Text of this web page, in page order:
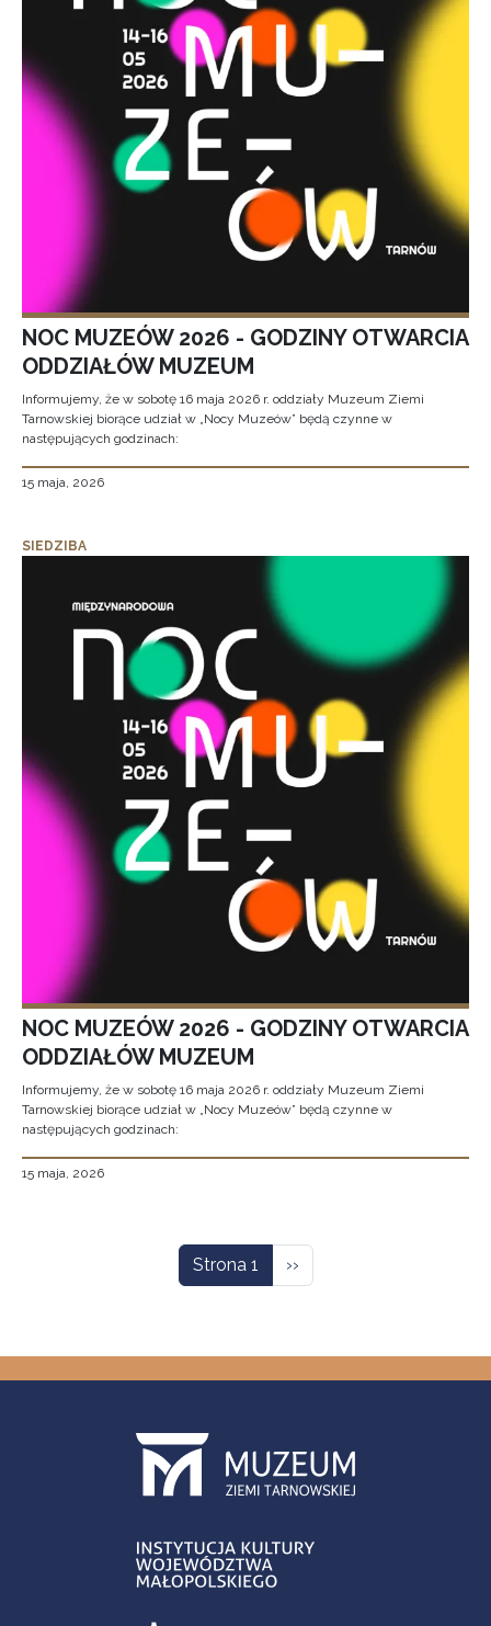
NOC MUZEÓW 2026 - GODZINY OTWARCIA
ODDZIAŁÓW MUZEUM
Informujemy, że w sobotę 16 maja 2026 r. oddziały Muzeum Ziemi
Tarnowskiej biorące udział w „Nocy Muzeów” będą czynne w
następujących godzinach:
15 maja, 2026
SIEDZIBA
NOC MUZEÓW 2026 - GODZINY OTWARCIA
ODDZIAŁÓW MUZEUM
Informujemy, że w sobotę 16 maja 2026 r. oddziały Muzeum Ziemi
Tarnowskiej biorące udział w „Nocy Muzeów” będą czynne w
następujących godzinach:
15 maja, 2026
Strona 1 Następna strona
››